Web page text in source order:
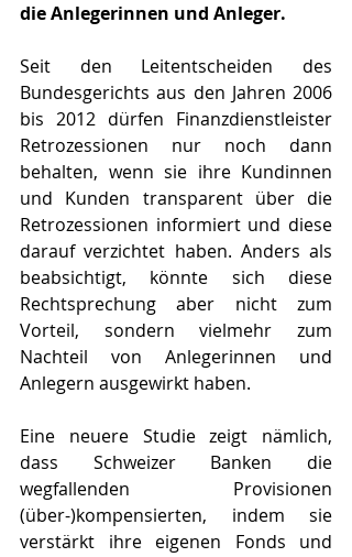
die Anlegerinnen und Anleger.
Seit den Leitentscheiden des
Bundesgerichts aus den Jahren 2006
bis 2012 dürfen Finanzdienstleister
Retrozessionen nur noch dann
behalten, wenn sie ihre Kundinnen
und Kunden transparent über die
Retrozessionen informiert und diese
darauf verzichtet haben. Anders als
beabsichtigt, könnte sich diese
Rechtsprechung aber nicht zum
Vorteil, sondern vielmehr zum
Nachteil von Anlegerinnen und
Anlegern ausgewirkt haben.
Eine neuere Studie zeigt nämlich,
dass Schweizer Banken die
wegfallenden Provisionen
(über-)kompensierten, indem sie
verstärkt ihre eigenen Fonds und